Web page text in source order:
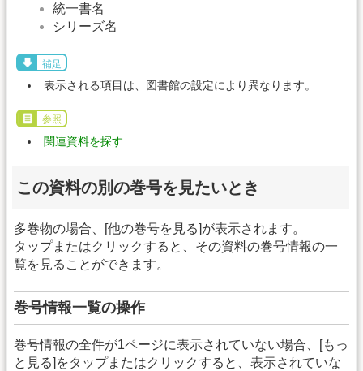
統一書名
シリーズ名
補足
表示される項目は、図書館の設定により異なります。
参照
関連資料を探す
この資料の別の巻号を見たいとき
多巻物の場合、[他の巻号を見る]が表示されます。
タップまたはクリックすると、その資料の巻号情報の一
覧を見ることができます。
巻号情報一覧の操作
巻号情報の全件が1ページに表示されていない場合、[もっ
と見る]をタップまたはクリックすると、表示されていな